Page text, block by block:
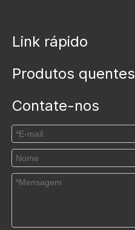
Link rápido
Produtos quentes
Contate-nos